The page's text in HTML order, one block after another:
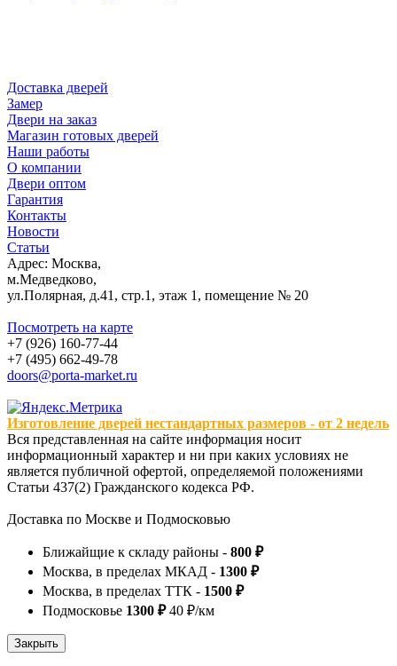
Доставка дверей
Замер
Двери на заказ
Магазин готовых дверей
Наши работы
О компании
Двери оптом
Гарантия
Контакты
Новости
Статьи
Адрес: Москва,
м.Медведково,
ул.Полярная, д.41, стр.1, этаж 1, помещение № 20
Посмотреть на карте
+7 (926) 160-77-44
+7 (495) 662-49-78
doors@porta-market.ru
Изготовление дверей нестандартных размеров - от 2 недель
Вся представленная на сайте информация носит
информационный характер и ни при каких условиях не
является публичной офертой, определяемой положениями
Статьи 437(2) Гражданского кодекса РФ.
Доставка по Москве и Подмосковью
Ближайщие к складу районы - 800 ₽
Москва, в пределах МКАД - 1300 ₽
Москва, в пределах ТТК - 1500 ₽
Подмосковье 1300 ₽40 ₽/км